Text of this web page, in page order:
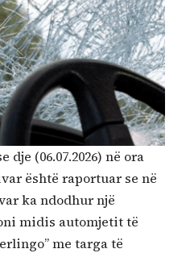
dje (06.07.2026) në ora
është raportuar se në
ka ndodhur një
midis automjetit të
me targa të